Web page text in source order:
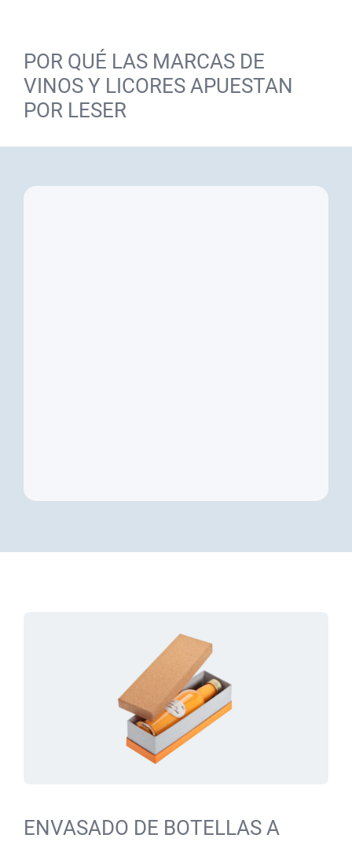
POR QUÉ LAS MARCAS DE
VINOS Y LICORES APUESTAN
POR LESER
ENVASADO DE BOTELLAS A